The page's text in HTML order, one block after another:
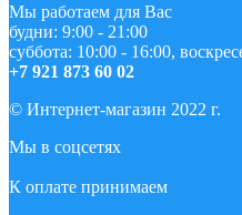
Мы работаем для Вас
будни: 9:00 - 21:00
суббота: 10:00 - 16:00,
+7 921 873 60 02
© Интернет-магазин 2022 г.
Мы в соцсетях
К оплате принимаем